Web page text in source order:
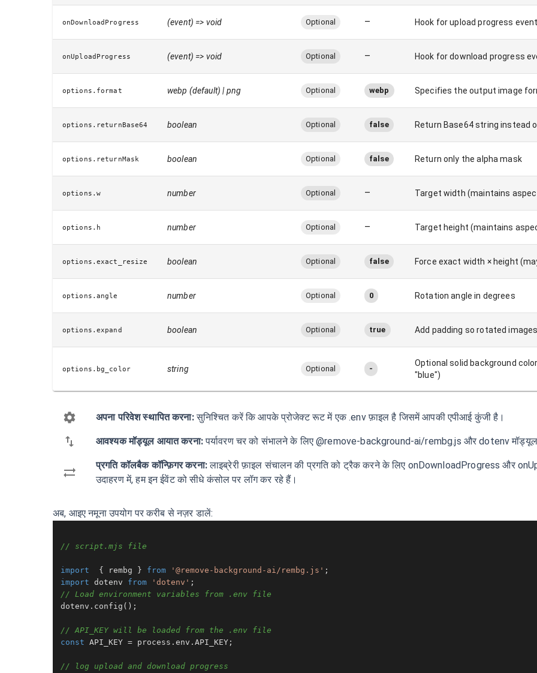
onDownloadProgress (event) => void Optional – Hook for upload progress
onUploadProgress (event) => void Optional – Hook for download progress
options.format webp (default) | png Optional webp Specifies the output image
options.returnBase64 boolean Optional false Return Base64 string instead
options.returnMask boolean Optional false Return only the alpha mask
options.w number Optional – Target width (maintains
options.h number Optional – Target height (maintains
options.exact_resize boolean Optional false Force exact width × height
options.angle number Optional 0 Rotation angle in degrees
options.expand boolean Optional true Add padding so rotated
options.bg_color string Optional -
Optional solid background
"blue")
अपना परिवेश स्थापित करना: सुनिश्चित करें कि आपके प्रोजेक्ट रूट में एक .env फ़ाइल है जिसमें आपकी एपीआई कुंजी है।
आवश्यक मॉड्यूल आयात करना: पर्यावरण चर को संभालने के लिए @remove-background-ai/rembg.js और dotenv
प्रगति कॉलबैक कॉन्फ़िगर करना: लाइब्रेरी फ़ाइल संचालन की प्रगति को ट्रैक करने के लिए onDownloadProgress और
उदाहरण में, हम इन ईवेंट को सीधे कंसोल पर लॉग कर रहे हैं।
अब, आइए नमूना उपयोग पर करीब से नज़र डालें:
// script.mjs file
import
  { rembg }
from '@remove-background-ai/rembg.js'
import dotenv from 'dotenv'
// Load environment variables from .env file
dotenv. config ();
// API_KEY will be loaded from the .env file
const API_KEY = process. env . API_KEY ;
// log upload and download progress